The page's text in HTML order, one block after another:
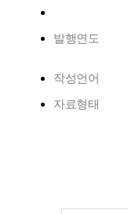
발행연도
작성언어
자료형태